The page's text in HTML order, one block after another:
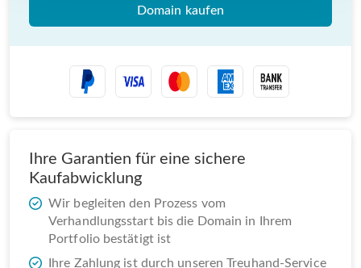
Domain kaufen
Ihre Garantien für eine sichere
Kaufabwicklung
Wir begleiten den Prozess vom
Verhandlungsstart bis die Domain in Ihrem
Portfolio bestätigt ist
Ihre Zahlung ist durch unseren Treuhand-Service